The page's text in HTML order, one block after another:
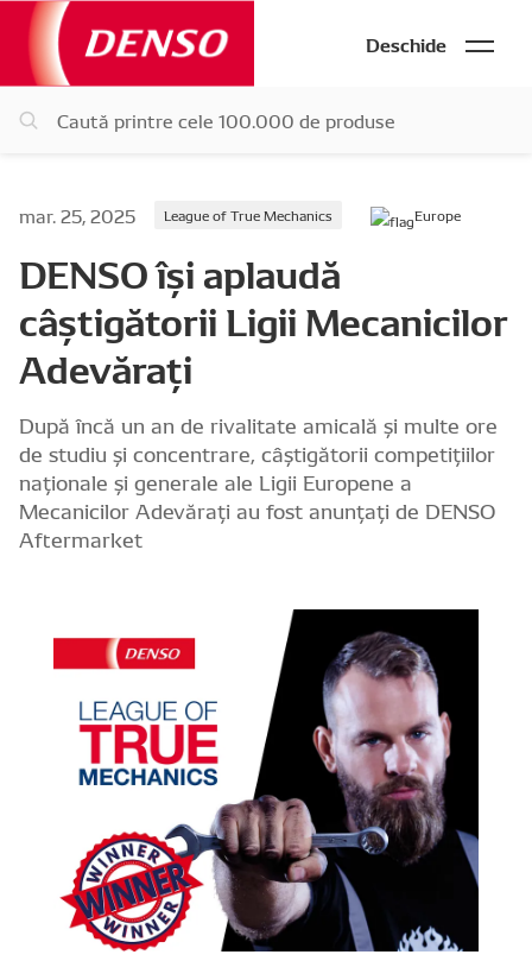
Deschide
mar. 25, 2025 League of True Mechanics Europe
DENSO își aplaudă
câștigătorii Ligii Mecanicilor
Adevărați
După încă un an de rivalitate amicală și multe ore
de studiu și concentrare, câștigătorii competițiilor
naționale și generale ale Ligii Europene a
Mecanicilor Adevărați au fost anunțați de DENSO
Aftermarket